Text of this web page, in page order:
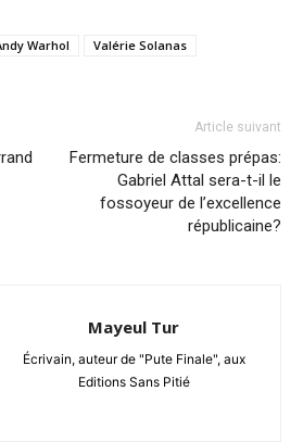
Warhol Valérie Solanas
Article suivant
Fermeture de classes prépas:
Gabriel Attal sera-t-il le
fossoyeur de l’excellence
républicaine?
Mayeul Tur
Écrivain, auteur de "Pute Finale", aux
Editions Sans Pitié